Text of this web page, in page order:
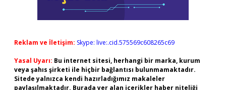
Reklam ve İletişim: Skype: live:.cid.575569c608265c69
Yasal Uyarı: Bu internet sitesi, herhangi bir marka, kurum
veya şahıs şirketi ile hiçbir bağlantısı bulunmamaktadır.
Sitede yalnızca kendi hazırladığımız makaleler
paylaşılmaktadır. Burada yer alan içerikler haber niteliği